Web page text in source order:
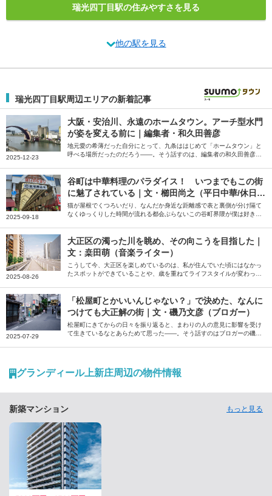
瑞光四丁目駅の住みやすさを見る
他の駅を見る
瑞光四丁目駅周辺エリアの新着記事
2025-12-23
大阪・安治川、永遠のホームタウン。アーチ型水門
が姿を変える前に｜編集者・和久田善彦
地元愛の希薄だった自分にとって、九条ははじめて「ホームタウン」と
呼べる場所だったのだろう――。そう話すのは、編集者の和久田善彦さ
2025-09-18
谷町は中華料理のパラダイス！ いつまでもこの街
に魅了されている｜文・櫛田尚之（平日中華/休日中
華 代表）
猫が屋根でくつろいだり、なんだか身近な距離感で表と裏側が分け隔て
なくゆっくりした時間が流れる都会ぶらないこの谷町界隈が僕は好きだ
いただきました。
2025-08-26
大正区の濁った川を眺め、その向こうを目指した｜
文：桒田萌（音楽ライター）
こうして今、大正区を楽しめているのは、私が住んでいた頃にはなかっ
たスポットができていることや、歳を重ねてライフスタイルが変わった
っていただきました。
2025-07-29
「松屋町とかいいんじゃない？」で決めた、なんに
つけても大正解の街｜文・磯乃文彦（ブロガー）
松屋町にきてからの日々を振り返ると、まわりの人の意見に影響を受け
て生きているなとあらためて思った――。そう話すのはブロガーの磯乃
グランディール上新庄周辺の物件情報
新築マンション もっと見る